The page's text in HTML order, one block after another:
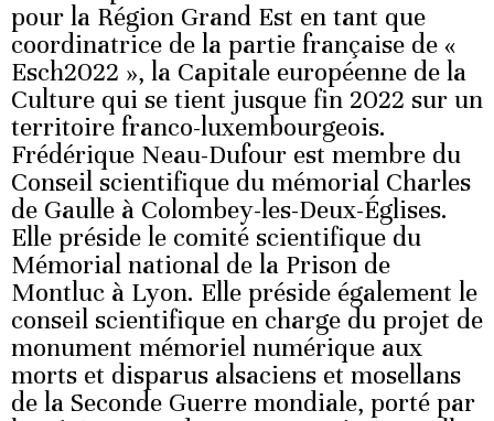
pour la Région Grand Est en tant que
coordinatrice de la partie française de «
Esch2022 », la Capitale européenne de la
Culture qui se tient jusque fin 2022 sur un
territoire franco-luxembourgeois.
Frédérique Neau-Dufour est membre du
Conseil scientifique du mémorial Charles
de Gaulle à Colombey-les-Deux-Églises.
Elle préside le comité scientifique du
Mémorial national de la Prison de
Montluc à Lyon. Elle préside également le
conseil scientifique en charge du projet de
monument mémoriel numérique aux
morts et disparus alsaciens et mosellans
de la Seconde Guerre mondiale, porté par